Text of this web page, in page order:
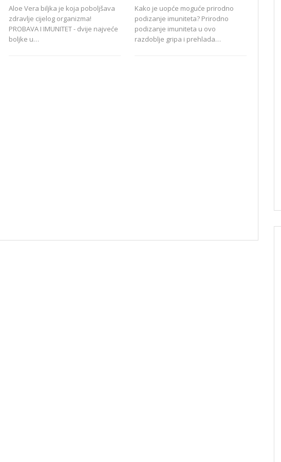
Aloe Vera biljka je koja poboljšava
zdravlje cijelog organizma!
PROBAVA I IMUNITET - dvije najveće
boljke u…
Kako je uopće moguće prirodno
podizanje imuniteta? Prirodno
podizanje imuniteta u ovo
razdoblje gripa i prehlada…